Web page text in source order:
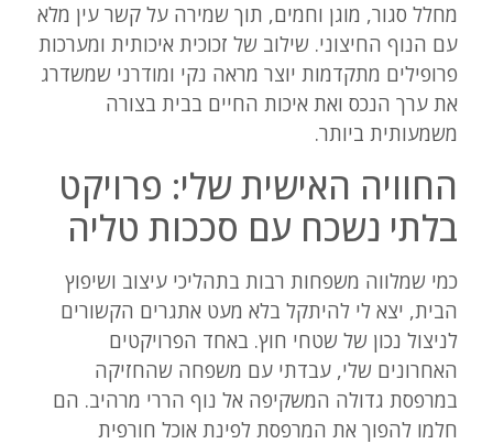
מחלל סגור, מוגן וחמים, תוך שמירה על קשר עין מלא
עם הנוף החיצוני. שילוב של זכוכית איכותית ומערכות
פרופילים מתקדמות יוצר מראה נקי ומודרני שמשדרג
את ערך הנכס ואת איכות החיים בבית בצורה
משמעותית ביותר.
החוויה האישית שלי: פרויקט
בלתי נשכח עם סככות טליה
כמי שמלווה משפחות רבות בתהליכי עיצוב ושיפוץ
הבית, יצא לי להיתקל בלא מעט אתגרים הקשורים
לניצול נכון של שטחי חוץ. באחד הפרויקטים
האחרונים שלי, עבדתי עם משפחה שהחזיקה
במרפסת גדולה המשקיפה אל נוף הררי מרהיב. הם
חלמו להפוך את המרפסת לפינת אוכל חורפית